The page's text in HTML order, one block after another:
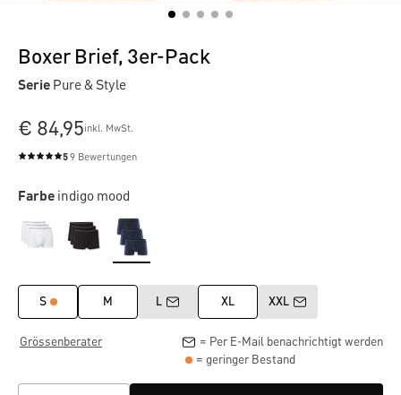
Boxer Brief, 3er-Pack
Serie Pure & Style
€ 84,95inkl. MwSt.
Durchschnittliche Bewertung von 5 von 5 Sternen
59 Bewertungen
Farbe indigo mood
S M L XL XXL
Grössenberater
= Per E-Mail benachrichtigt werden
= geringer Bestand